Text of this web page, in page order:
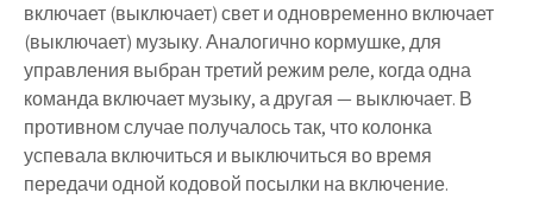
включает (выключает) свет и одновременно включает
(выключает) музыку. Аналогично кормушке, для
управления выбран третий режим реле, когда одна
команда включает музыку, а другая — выключает. В
противном случае получалось так, что колонка
успевала включиться и выключиться во время
передачи одной кодовой посылки на включение.